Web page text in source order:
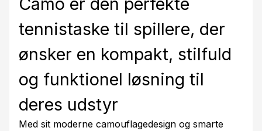
tennistaske til spillere, der
ønsker en kompakt, stilfuld
og funktionel løsning til
deres udstyr
Med sit moderne camouflagedesign og smarte